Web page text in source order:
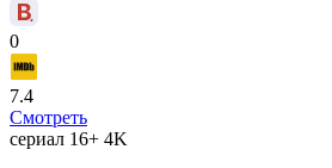
0
7.4
Смотреть
сериал 16+ 4K